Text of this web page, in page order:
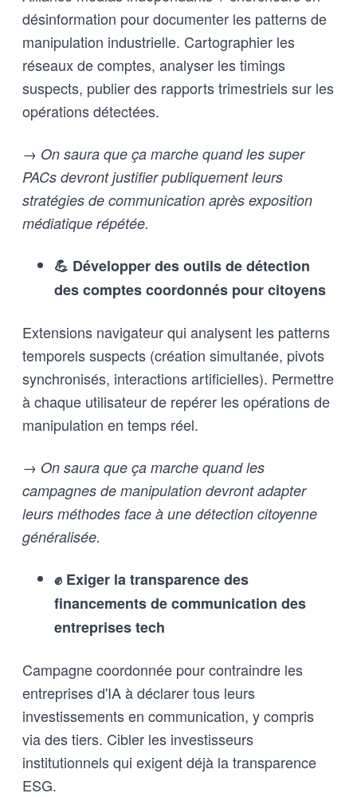
désinformation pour documenter les patterns de
manipulation industrielle. Cartographier les
réseaux de comptes, analyser les timings
suspects, publier des rapports trimestriels sur les
opérations détectées.
→ On saura que ça marche quand les super
PACs devront justifier publiquement leurs
stratégies de communication après exposition
médiatique répétée.
💪 Développer des outils de détection
des comptes coordonnés pour citoyens
Extensions navigateur qui analysent les patterns
temporels suspects (création simultanée, pivots
synchronisés, interactions artificielles). Permettre
à chaque utilisateur de repérer les opérations de
manipulation en temps réel.
→ On saura que ça marche quand les
campagnes de manipulation devront adapter
leurs méthodes face à une détection citoyenne
généralisée.
✊ Exiger la transparence des
financements de communication des
entreprises tech
Campagne coordonnée pour contraindre les
entreprises d'IA à déclarer tous leurs
investissements en communication, y compris
via des tiers. Cibler les investisseurs
institutionnels qui exigent déjà la transparence
ESG.